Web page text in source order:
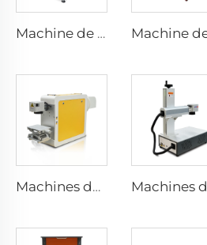
Machine de marquage au laser volant
Machines de marquage laser portables